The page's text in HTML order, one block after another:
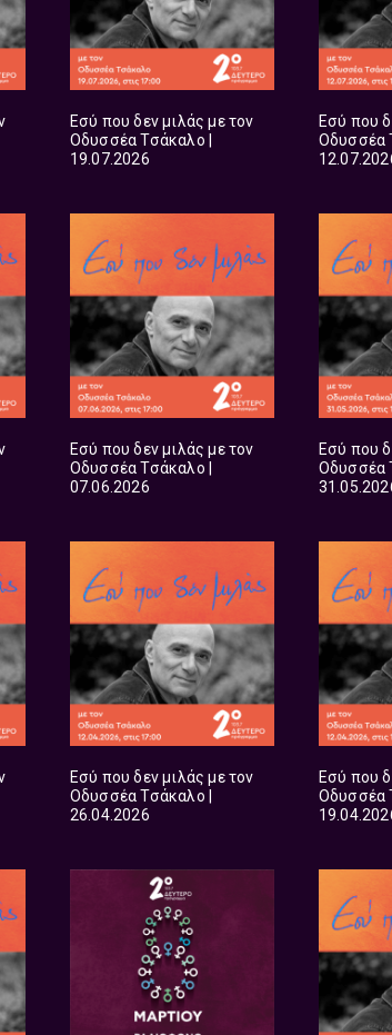
Εσύ που δεν μιλάς με τον
Οδυσσέα Τσάκαλο |
19.07.2026
Εσύ που
Οδυσσέα
Εσύ που δεν μιλάς με τον
Οδυσσέα Τσάκαλο |
07.06.2026
Εσύ που
Οδυσσέα
Εσύ που δεν μιλάς με τον
Οδυσσέα Τσάκαλο |
26.04.2026
Εσύ που
Οδυσσέα